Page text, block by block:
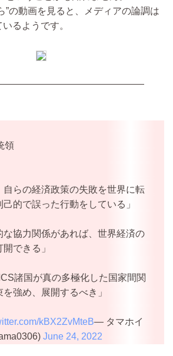
”の動画を見ると、メディアの論調は
るようです。
領
自らの経済政策の失敗を世界に転
的で誤った行動をしている」
な協力関係があれば、世界経済の
できる」
諸国が真の多極化した国家間関
強め、展開するべき」
kBX2ZvMteB— タマホイ
June 24, 2022